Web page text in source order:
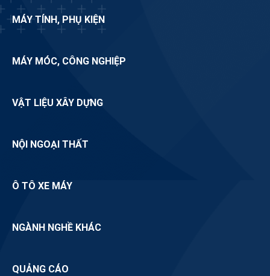
MÁY TÍNH, PHỤ KIỆN
MÁY MÓC, CÔNG NGHIỆP
VẬT LIỆU XÂY DỰNG
NỘI NGOẠI THẤT
Ô TÔ XE MÁY
NGÀNH NGHỀ KHÁC
QUẢNG CÁO